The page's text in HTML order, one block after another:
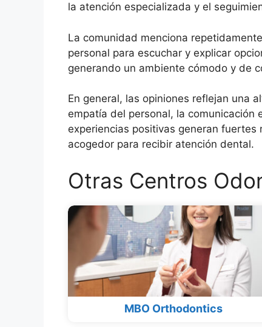
la atención especializada y el
La comunidad menciona
personal para escuchar y explicar
generando un ambiente cómodo y de
En general, las opiniones reflejan una
empatía del personal, la comunicación
experiencias positivas generan
acogedor para recibir atención dental.
Otras Centros
MBO Orthodontics